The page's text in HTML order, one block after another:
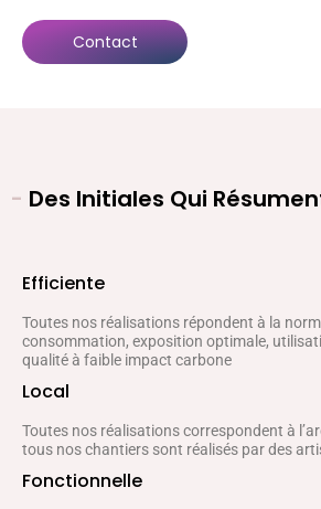
Contact
- Des Initiales Qui
Efficiente
Toutes nos réalisations répondent à la
consommation, exposition optimale,
qualité à faible impact carbone
Local
Toutes nos réalisations correspondent à
tous nos chantiers sont réalisés par des
Fonctionnelle